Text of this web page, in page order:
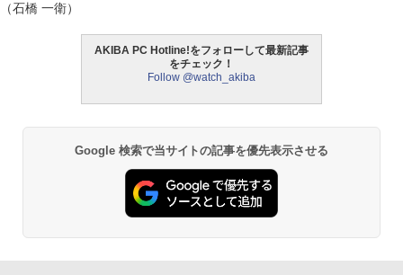
（石橋 一衛）
AKIBA PC Hotline!をフォローして最新記事
をチェック！
Follow @watch_akiba
Google 検索で当サイトの記事を優先表示させる